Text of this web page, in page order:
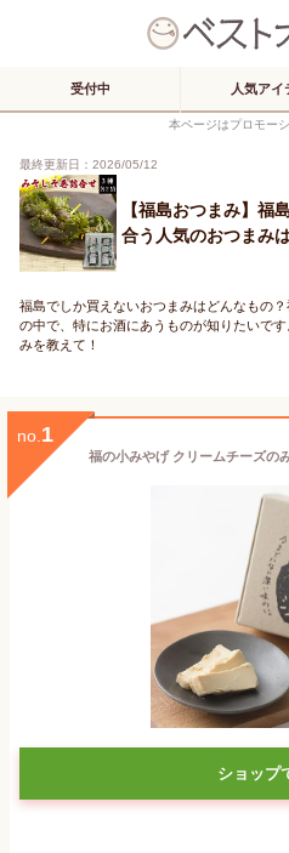
受付中 人気アイ
本ページはプロモー
最終更新日：2026/05/12
【福島おつまみ】福
合う人気のおつまみ
福島でしか買えないおつまみはどんなもの
の中で、特にお酒にあうものが知りたいで
みを教えて！
no. 1
ショップ